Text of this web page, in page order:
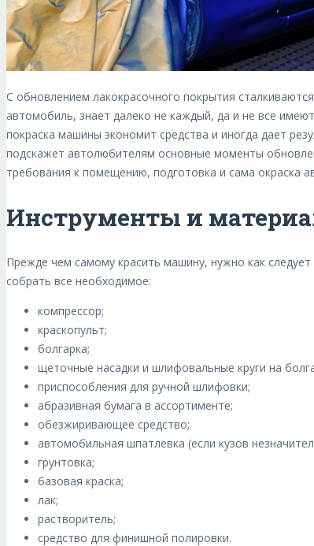
С обновлением лакокрасочного покрытия
автомобиль, знает далеко не каждый, да и не все
покраска машины экономит средства и иногда дает
подскажет автолюбителям основные моменты
требования к помещению, подготовка и сама окраска
Инструменты и
Прежде чем самому красить машину, нужно как
собрать все необходимое:
компрессор;
краскопульт;
болгарка;
щеточные насадки и шлифовальные круги на
приспособления для ручной шлифовки;
абразивная бумага в ассортименте;
обезжиривающее средство;
автомобильная шпатлевка (если кузов
грунтовка;
базовая краска;
лак;
растворитель;
средство для финишной полировки.